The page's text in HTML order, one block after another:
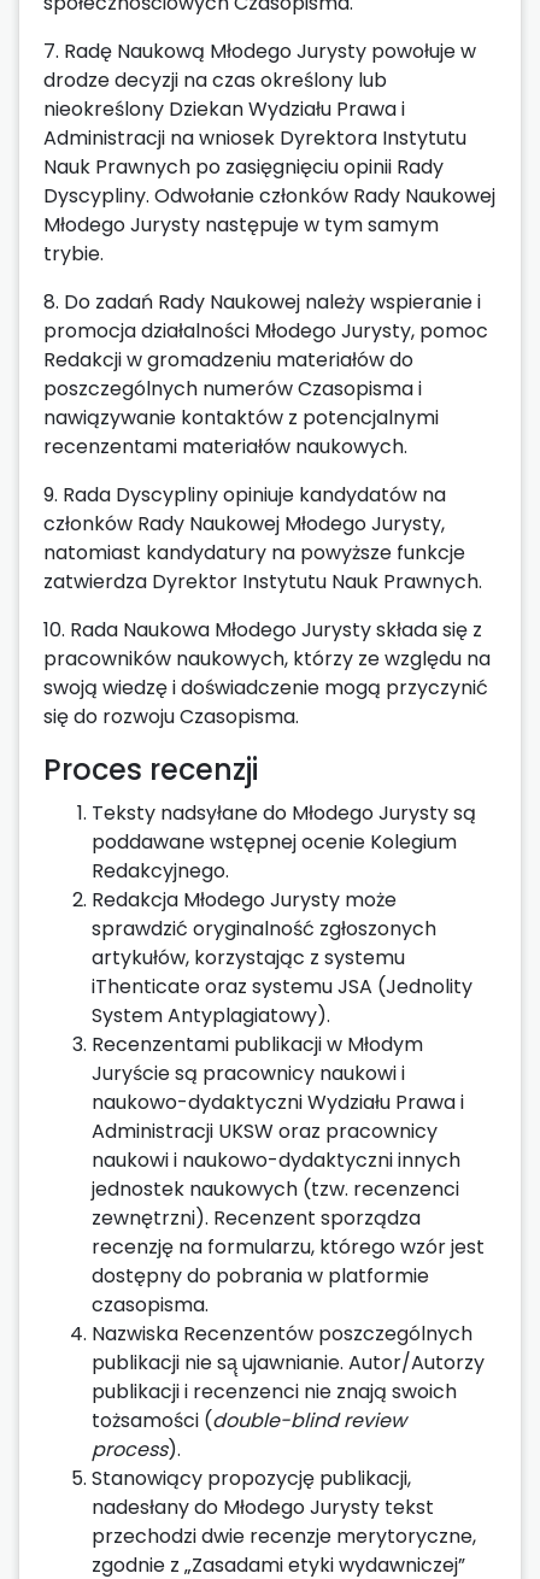
7. Radę Naukową Młodego Jurysty powołuje w
drodze decyzji na czas określony lub
nieokreślony Dziekan Wydziału Prawa i
Administracji na wniosek Dyrektora Instytutu
Nauk Prawnych po zasięgnięciu opinii Rady
Dyscypliny. Odwołanie członków Rady Naukowej
Młodego Jurysty następuje w tym samym
trybie.
8. Do zadań Rady Naukowej należy wspieranie i
promocja działalności Młodego Jurysty, pomoc
Redakcji w gromadzeniu materiałów do
poszczególnych numerów Czasopisma i
nawiązywanie kontaktów z potencjalnymi
recenzentami materiałów naukowych.
9. Rada Dyscypliny opiniuje kandydatów na
członków Rady Naukowej Młodego Jurysty,
natomiast kandydatury na powyższe funkcje
zatwierdza Dyrektor Instytutu Nauk Prawnych.
10. Rada Naukowa Młodego Jurysty składa się z
pracowników naukowych, którzy ze względu na
swoją wiedzę i doświadczenie mogą przyczynić
się do rozwoju Czasopisma.
Proces recenzji
Teksty nadsyłane do Młodego Jurysty są
poddawane wstępnej ocenie Kolegium
Redakcyjnego.
Redakcja Młodego Jurysty może
sprawdzić oryginalność zgłoszonych
artykułów, korzystając z systemu
iThenticate oraz systemu JSA (Jednolity
System Antyplagiatowy).
Recenzentami publikacji w Młodym
Juryście są pracownicy naukowi i
naukowo-dydaktyczni Wydziału Prawa i
Administracji UKSW oraz pracownicy
naukowi i naukowo-dydaktyczni innych
jednostek naukowych (tzw. recenzenci
zewnętrzni). Recenzent sporządza
recenzję na formularzu, którego wzór jest
dostępny do pobrania w platformie
czasopisma.
Nazwiska Recenzentów poszczególnych
publikacji nie są̨ ujawnianie. Autor/Autorzy
publikacji i recenzenci nie znają swoich
tożsamości (double-blind review
process).
Stanowiący propozycję publikacji,
nadesłany do Młodego Jurysty tekst
przechodzi dwie recenzje merytoryczne,
zgodnie z „Zasadami etyki wydawniczej”